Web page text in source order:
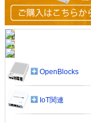
OpenBlocks
IoT関連